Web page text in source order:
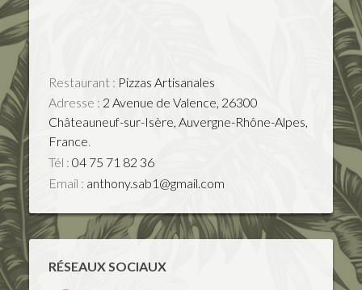
Restaurant : Pizzas Artisanales
Adresse : 2 Avenue de Valence, 26300
Châteauneuf-sur-Isère, Auvergne-Rhône-Alpes,
France.
Tél : 04 75 71 82 36
Email : anthony.sab1@gmail.com
RÉSEAUX SOCIAUX